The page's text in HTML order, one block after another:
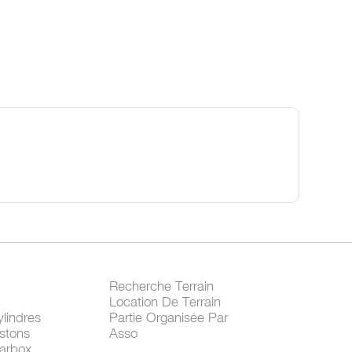
Recherche Terrain
Location De Terrain
Partie Organisée Par
Asso